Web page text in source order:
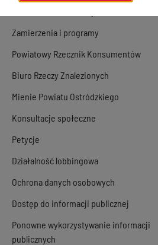
Zamierzenia i programy
Powiatowy Rzecznik Konsumentów
Biuro Rzeczy Znalezionych
Mienie Powiatu Ostródzkiego
Konsultacje społeczne
Petycje
Działalność lobbingowa
Ochrona danych osobowych
Dostęp do informacji publicznej
Ponowne wykorzystywanie informacji
publicznych